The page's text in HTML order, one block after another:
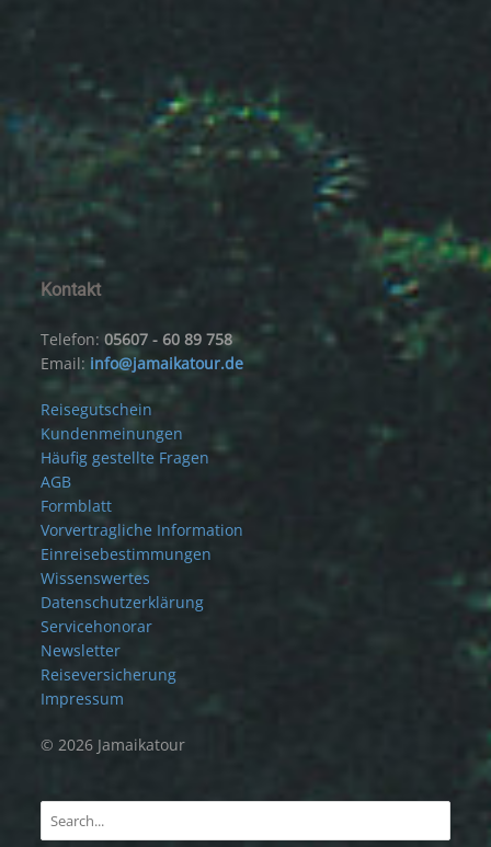
Kontakt
Telefon:05607 - 60 89 758
Email: info@jamaikatour.de
Reisegutschein
Kundenmeinungen
Häufig gestellte Fragen
AGB
Formblatt
Vorvertragliche Information
Einreisebestimmungen
Wissenswertes
Datenschutzerklärung
Servicehonorar
Newsletter
Reiseversicherung
Impressum
© 2026 Jamaikatour